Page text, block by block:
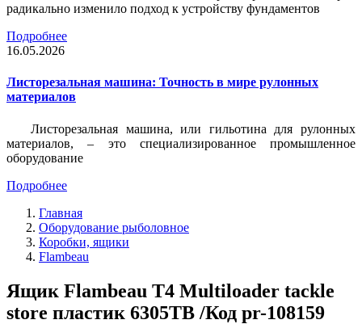
радикально изменило подход к устройству фундаментов
Подробнее
16.05.2026
Листорезальная машина: Точность в мире рулонных
материалов
Листорезальная машина, или гильотина для рулонных
материалов, – это специализированное промышленное
оборудование
Подробнее
Главная
Оборудование рыболовное
Коробки, ящики
Flambeau
Ящик Flambeau T4 Multiloader tackle
store пластик 6305TB /Код pr-108159